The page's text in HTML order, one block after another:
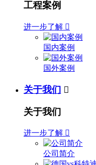
工程案例
进一步了解 
国内案例
国外案例
关于我们 
关于我们
进一步了解 
公司简介